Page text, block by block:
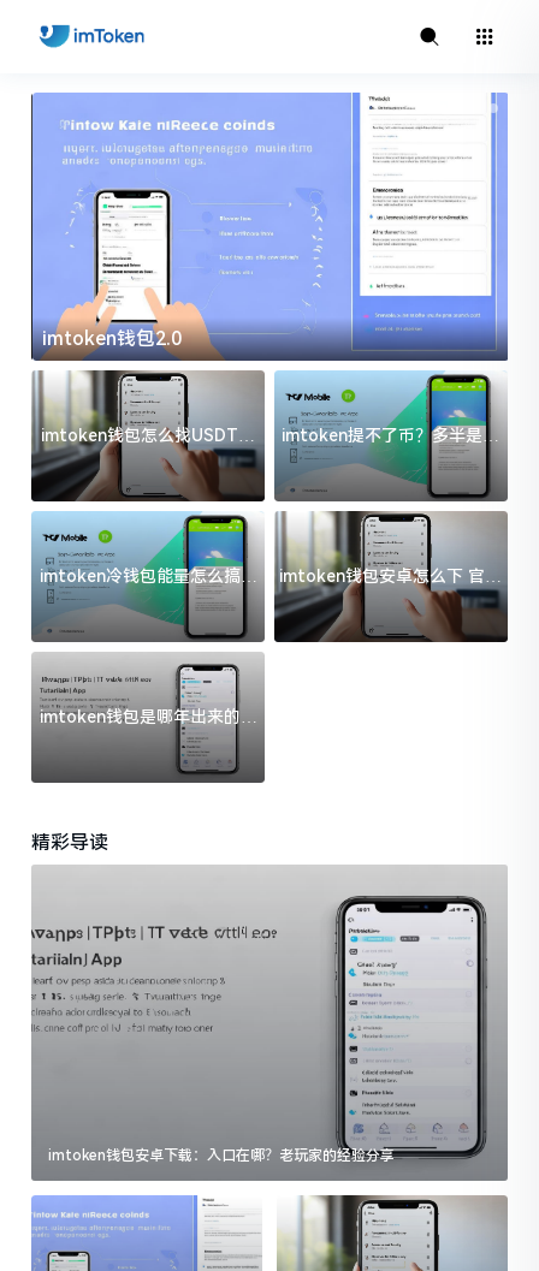
imtoken钱包2.0
imtoken钱包怎么找USDT地
址？三步搞定不踩坑
imtoken提不了币？多半是这
几件事没处理好
imtoken冷钱包能量怎么搞？
过来人告诉你门道
imtoken钱包安卓怎么下 官方
渠道避坑指南
imtoken钱包是哪年出来的？
一文给你说清楚
精彩导读
imtoken钱包安卓下载：入口在哪？老玩家的经验分享